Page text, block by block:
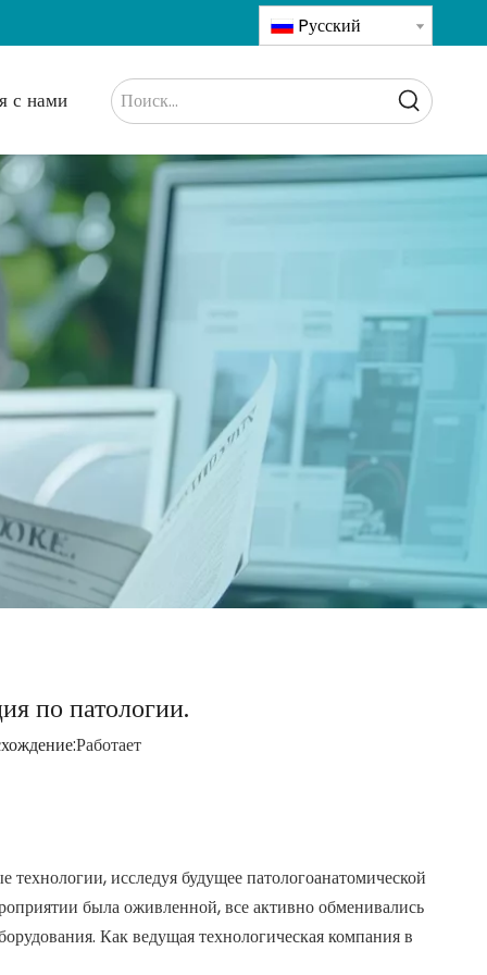
Pусский
с нами
по патологии.
Работает
исследуя будущее патологоанатомической
была оживленной, все активно обменивались
Как ведущая технологическая компания в